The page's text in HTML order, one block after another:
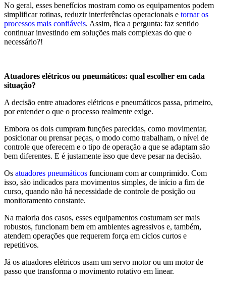
No geral, esses benefícios mostram como os equipamentos podem
simplificar rotinas, reduzir interferências operacionais e tornar os
processos mais confiáveis. Assim, fica a pergunta: faz sentido
continuar investindo em soluções mais complexas do que o
necessário?!
Atuadores elétricos ou pneumáticos: qual escolher em cada
situação?
A decisão entre atuadores elétricos e pneumáticos passa, primeiro,
por entender o que o processo realmente exige.
Embora os dois cumpram funções parecidas, como movimentar,
posicionar ou prensar peças, o modo como trabalham, o nível de
controle que oferecem e o tipo de operação a que se adaptam são
bem diferentes. E é justamente isso que deve pesar na decisão.
Os atuadores pneumáticos funcionam com ar comprimido. Com
isso, são indicados para movimentos simples, de início a fim de
curso, quando não há necessidade de controle de posição ou
monitoramento constante.
Na maioria dos casos, esses equipamentos costumam ser mais
robustos, funcionam bem em ambientes agressivos e, também,
atendem operações que requerem força em ciclos curtos e
repetitivos.
Já os atuadores elétricos usam um servo motor ou um motor de
passo que transforma o movimento rotativo em linear.